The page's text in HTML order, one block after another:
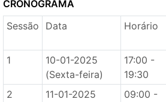
CRONOGRAMA
Sessão
Data Horário
1
10-01-2025
(Sexta-feira)
17:00 -
19:30
2
11-01-2025
09:00 -